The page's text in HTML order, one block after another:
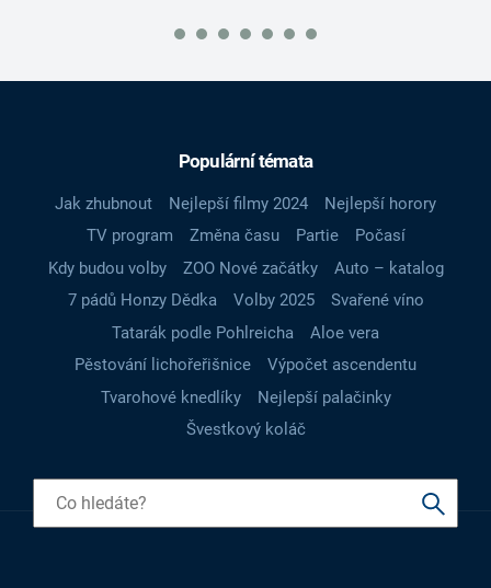
Populární témata
Jak zhubnout Nejlepší filmy 2024
Nejlepší horory
TV program
Změna času Partie
Počasí
Kdy budou volby
ZOO Nové začátky
Auto – katalog
7 pádů Honzy Dědka
Volby 2025
Svařené víno
Tatarák podle Pohlreicha
Aloe vera
Pěstování lichořeřišnice
Výpočet ascendentu
Tvarohové knedlíky
Nejlepší palačinky
Švestkový koláč